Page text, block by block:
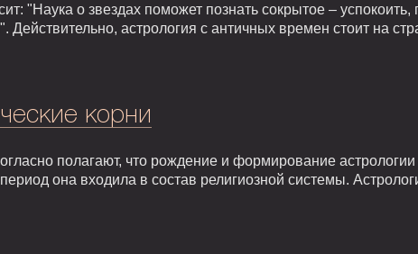
"Наука о звездах поможет познать сокрытое – успокоить,
Действительно, астрология с античных времен стоит на
корни
полагают, что рождение и формирование астрологии
она входила в состав религиозной системы.